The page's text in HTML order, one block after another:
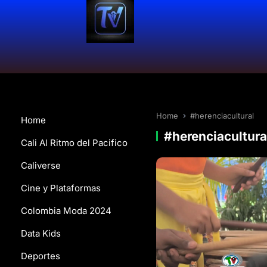
Home
Cali Al Ritmo del Pacifico
Caliverse
Cine y Plataformas
Colombia Moda 2024
Data Kids
Deportes
Home #herenciacultural